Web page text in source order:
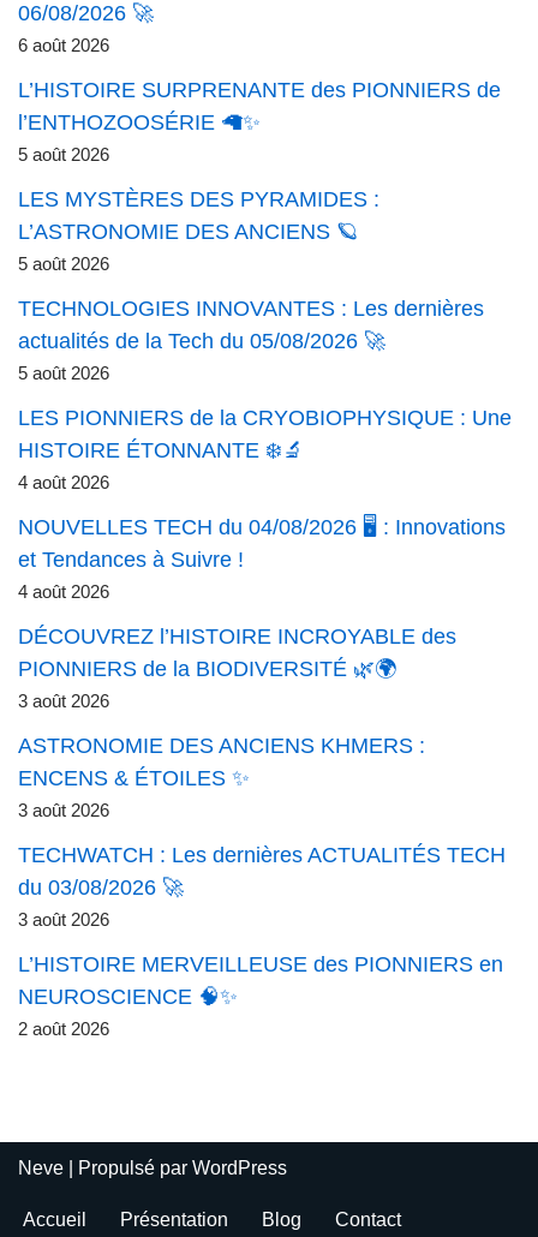
06/08/2026 🚀
6 août 2026
L’HISTOIRE SURPRENANTE des PIONNIERS de
l’ENTHOZOOSÉRIE 🦙✨
5 août 2026
LES MYSTÈRES DES PYRAMIDES :
L’ASTRONOMIE DES ANCIENS 🪐
5 août 2026
TECHNOLOGIES INNOVANTES : Les dernières
actualités de la Tech du 05/08/2026 🚀
5 août 2026
LES PIONNIERS de la CRYOBIOPHYSIQUE : Une
HISTOIRE ÉTONNANTE ❄️🔬
4 août 2026
NOUVELLES TECH du 04/08/2026 🖥️ : Innovations
et Tendances à Suivre !
4 août 2026
DÉCOUVREZ l’HISTOIRE INCROYABLE des
PIONNIERS de la BIODIVERSITÉ 🌿🌍
3 août 2026
ASTRONOMIE DES ANCIENS KHMERS :
ENCENS & ÉTOILES ✨
3 août 2026
TECHWATCH : Les dernières ACTUALITÉS TECH
du 03/08/2026 🚀
3 août 2026
L’HISTOIRE MERVEILLEUSE des PIONNIERS en
NEUROSCIENCE 🧠✨
2 août 2026
Neve | Propulsé par WordPress
Accueil Présentation Blog Contact